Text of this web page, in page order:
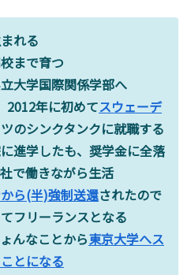
れる
まで育つ
大学国際関係学部へ
2012年に初めてスウェーデ
のシンクタンクに就職する
進学したも、奨学金に全落
で働きながら生活
ら(半)強制送還されたので
フリーランスとなる
んなことから東京大学へス
とになる